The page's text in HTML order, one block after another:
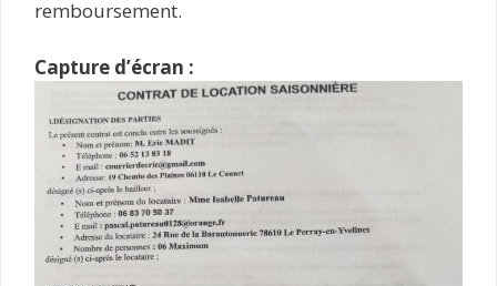
remboursement.
Capture d’écran :